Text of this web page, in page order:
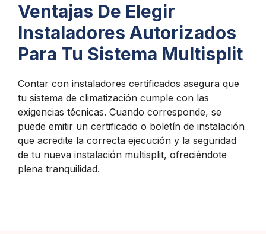
Ventajas De Elegir
Instaladores Autorizados
Para Tu Sistema Multisplit
Contar con instaladores certificados asegura que
tu sistema de climatización cumple con las
exigencias técnicas. Cuando corresponde, se
puede emitir un certificado o boletín de instalación
que acredite la correcta ejecución y la seguridad
de tu nueva instalación multisplit, ofreciéndote
plena tranquilidad.